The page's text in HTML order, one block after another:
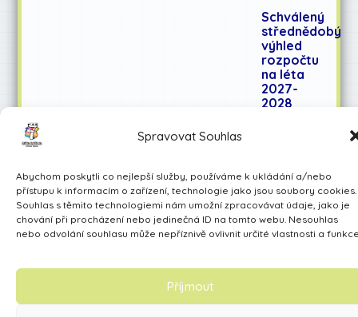
Spravovat Souhlas
Abychom poskytli co nejlepší služby, používáme k ukládání a/nebo
přístupu k informacím o zařízení, technologie jako jsou soubory cookies.
Souhlas s těmito technologiemi nám umožní zpracovávat údaje, jako je
chování při procházení nebo jedinečná ID na tomto webu. Nesouhlas
nebo odvolání souhlasu může nepříznivě ovlivnit určité vlastnosti a
Příjmout
Schválený
střednědobý
výhled
rozpočtu
na léta
2027-
2028
Made by Avarita